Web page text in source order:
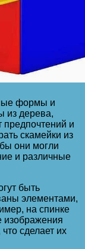
формы и
из дерева,
предпочтений и
скамейки из
они могли
и различные
быть
элементами,
на спинке
изображения
сделает их